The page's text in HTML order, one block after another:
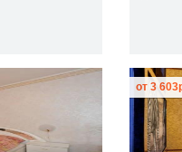
от 3 603